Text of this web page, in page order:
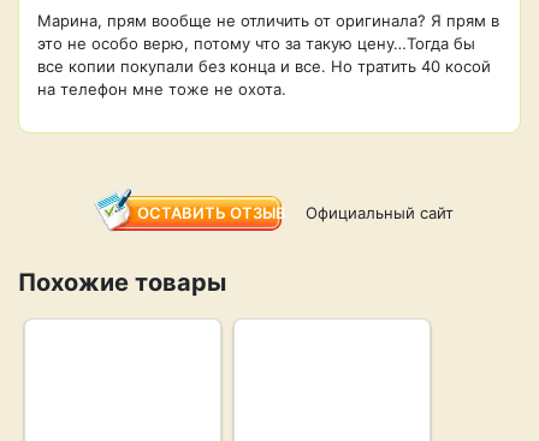
Марина, прям вообще не отличить от оригинала? Я прям в
это не особо верю, потому что за такую цену…Тогда бы
все копии покупали без конца и все. Но тратить 40 косой
на телефон мне тоже не охота.
ОСТАВИТЬ ОТЗЫВ Официальный сайт
Похожие товары